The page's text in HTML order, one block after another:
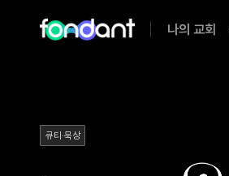
나의 교회
큐티·묵상